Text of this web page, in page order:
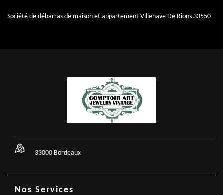
Société de débarras de maison et appartement Villenave De Rions 33550
33000 Bordeaux
Nos Services